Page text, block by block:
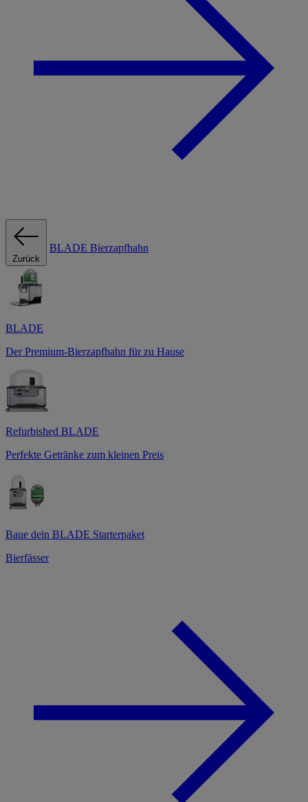
Zurück
BLADE Bierzapfhahn
BLADE
Der Premium-Bierzapfhahn für zu Hause
Refurbished BLADE
Perfekte Getränke zum kleinen Preis
Baue dein BLADE Starterpaket
Bierfässer